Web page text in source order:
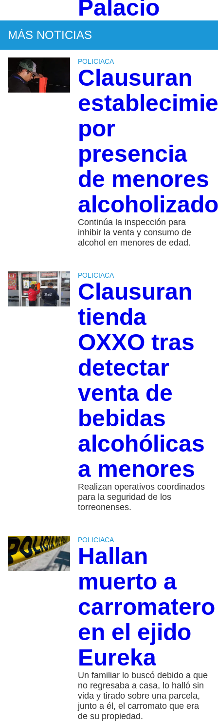
Palacio
MÁS NOTICIAS
POLICIACA
Clausuran
por
presencia
de menores
Continúa la inspección para
inhibir la venta y consumo de
alcohol en menores de edad.
POLICIACA
Clausuran
tienda
OXXO tras
detectar
venta de
bebidas
alcohólicas
a menores
Realizan operativos coordinados
para la seguridad de los
torreonenses.
POLICIACA
Hallan
muerto a
carromatero
en el ejido
Eureka
Un familiar lo buscó debido a que
no regresaba a casa, lo halló sin
vida y tirado sobre una parcela,
junto a él, el carromato que era
de su propiedad.